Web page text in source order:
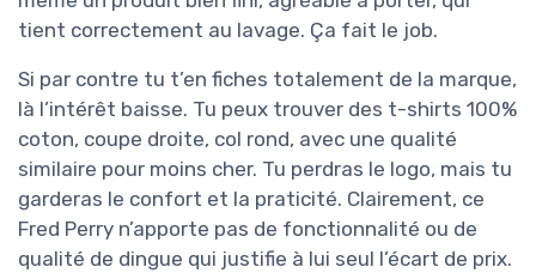
tient correctement au lavage. Ça fait le job.
Si par contre tu t’en fiches totalement de la marque,
là l’intérêt baisse. Tu peux trouver des t-shirts 100%
coton, coupe droite, col rond, avec une qualité
similaire pour moins cher. Tu perdras le logo, mais tu
garderas le confort et la praticité. Clairement, ce
Fred Perry n’apporte pas de fonctionnalité ou de
qualité de dingue qui justifie à lui seul l’écart de prix.